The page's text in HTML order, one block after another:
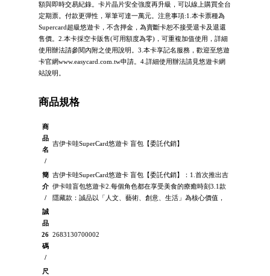
額與即時交易紀錄。卡片晶片安全強度再升級，可以線上購買全台
定期票。付款更彈性，單筆可達一萬元。注意事項:1.本卡票種為
Supercard超級悠遊卡，不含押金，為賣斷卡恕不接受退卡及退還
售價。2.本卡採空卡販售(可用額度為零)，可重複加值使用，詳細
使用辦法請參閱內附之使用說明。3.本卡享記名服務，歡迎至悠遊
卡官網www.easycard.com.tw申請。4.詳細使用辦法請見悠遊卡網
站說明。
商品規格
商
品
名
/
吉伊卡哇SuperCard悠遊卡 盲包【委託代銷】
簡
介
/
吉伊卡哇SuperCard悠遊卡 盲包【委託代銷】：1.首次推出吉
伊卡哇盲包悠遊卡2.每個角色都在享受美食的療癒時刻3.1款
隱藏款：誠品以「人文、藝術、創意、生活」為核心價值，
誠
品
26
碼
/
2683130700002
尺